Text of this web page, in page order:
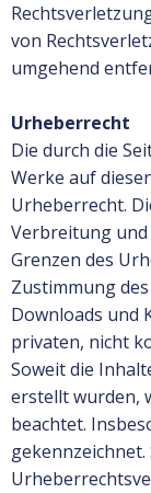
von
umgehend
Urheberrecht
Die durch die
Werke auf
Urheberrecht.
Verbreitung
Grenzen des
Zustimmung
Downloads und
privaten, nicht
Soweit die
erstellt wurden,
beachtet.